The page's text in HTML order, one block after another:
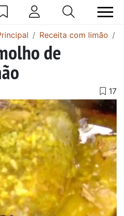
Receita com limão
de